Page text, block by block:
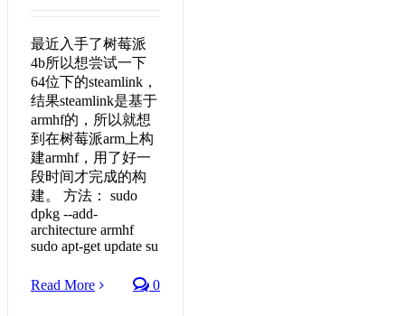
最近入手了树莓派
4b所以想尝试一下
64位下的steamlink，
结果steamlink是基于
armhf的，所以就想
到在树莓派arm上构
建armhf，用了好一
段时间才完成的构
建。 方法： sudo
dpkg --add-
architecture armhf
sudo apt-get update su
Read More 0